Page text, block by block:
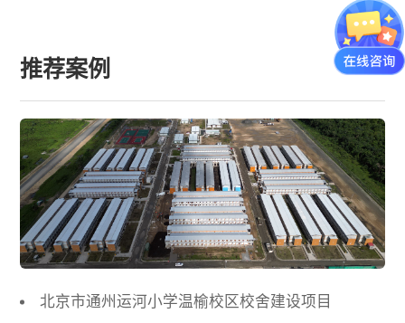
推荐案例
北京市通州运河小学温榆校区校舍建设项目